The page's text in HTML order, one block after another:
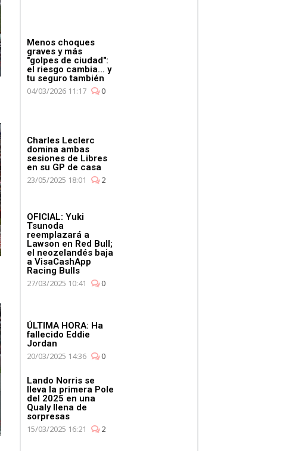
Menos choques
graves y más
"golpes de ciudad":
el riesgo cambia... y
tu seguro también
04/03/2026 11:17
0
Charles Leclerc
domina ambas
sesiones de Libres
en su GP de casa
23/05/2025 18:01
2
OFICIAL: Yuki
Tsunoda
reemplazará a
Lawson en Red Bull;
el neozelandés baja
a VisaCashApp
Racing Bulls
27/03/2025 10:41
0
ÚLTIMA HORA: Ha
fallecido Eddie
Jordan
20/03/2025 14:36
0
Lando Norris se
lleva la primera Pole
del 2025 en una
Qualy llena de
sorpresas
15/03/2025 16:21
2